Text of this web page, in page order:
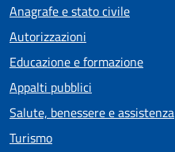
Anagrafe e stato civile
Autorizzazioni
Educazione e formazione
Appalti pubblici
Salute, benessere e assistenza
Turismo